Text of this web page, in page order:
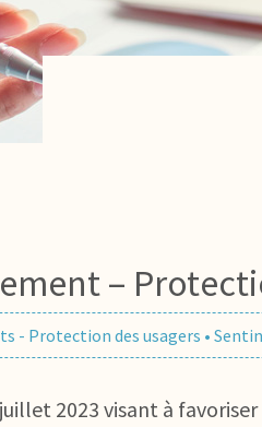
–
- Protection des usagers •
2023 visant à